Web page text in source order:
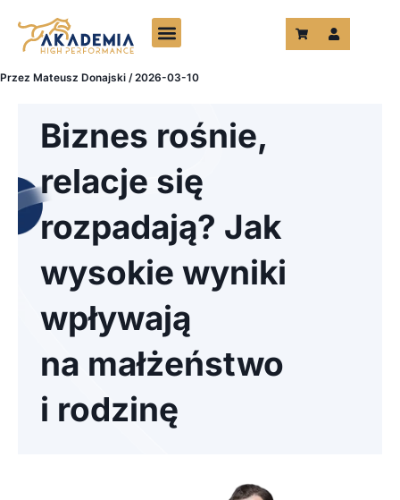
treści
Przez Mateusz Donajski /2026-03-10
Biznes rośnie,
relacje się
rozpadają? Jak
wysokie wyniki
wpływają
na małżeństwo
i rodzinę